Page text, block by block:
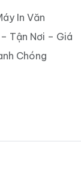
In Văn
Tận Nơi – Giá
Chóng